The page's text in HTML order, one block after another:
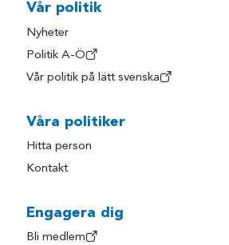
Vår politik
Nyheter
Politik A-Ö
Vår politik på lätt svenska
Våra politiker
Hitta person
Kontakt
Engagera dig
Bli medlem